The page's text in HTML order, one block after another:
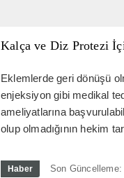
Kalça ve Diz Protezi
Eklemlerde geri dönüşü
enjeksiyon gibi medikal
ameliyatlarına
olup olmadığının hekim
Haber Son Güncelleme: